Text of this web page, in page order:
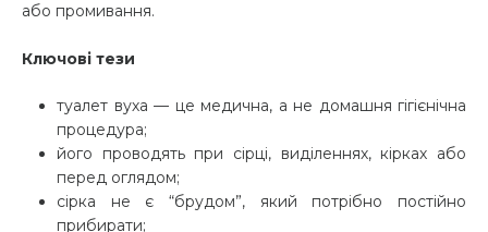
або промивання.
Ключові тези
туалет вуха — це медична, а не домашня гігієнічна
процедура;
його проводять при сірці, виділеннях, кірках або
перед оглядом;
сірка не є “брудом”, який потрібно постійно
прибирати;